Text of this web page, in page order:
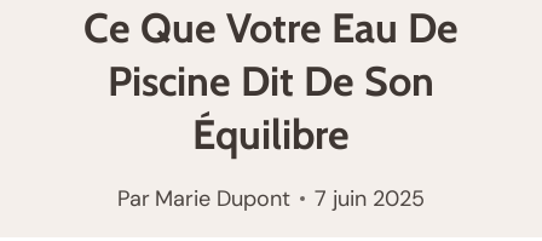
Ce Que Votre Eau De
Piscine Dit De Son
Équilibre
Par Marie Dupont 7 juin 2025